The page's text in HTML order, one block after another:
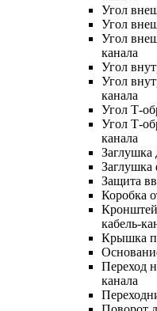
Угол
Угол
Угол
канала
Угол
Угол
канала
Угол Т-
Угол Т-
канала
Заглушка
Заглушка
Защита
Коробка
кабель-
Крышка
Переход
канала